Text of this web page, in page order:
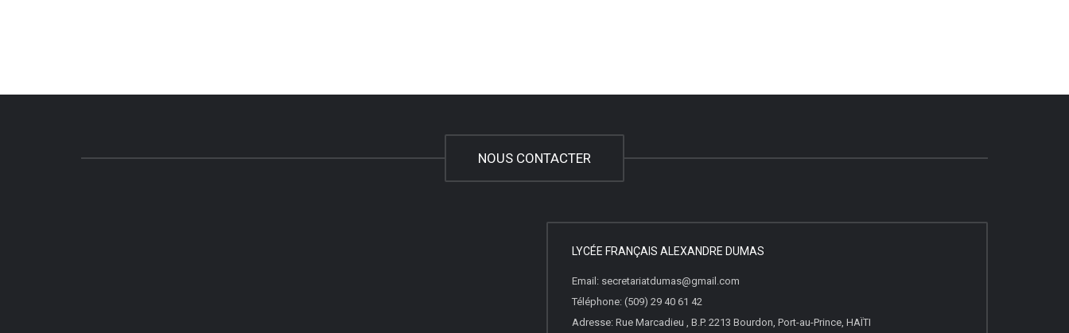
NOUS CONTACTER
LYCÉE FRANÇAIS ALEXANDRE DUMAS
Email: secretariatdumas@gmail.com
Téléphone: (509) 29 40 61 42
Adresse: Rue Marcadieu , B.P. 2213 Bourdon, Port-au-Prince, HAÏTI